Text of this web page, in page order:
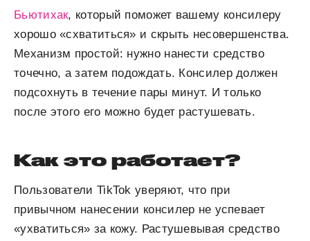
Бьютихак, который поможет вашему консилеру
хорошо «схватиться» и скрыть несовершенства.
Механизм простой: нужно нанести средство
точечно, а затем подождать. Консилер должен
подсохнуть в течение пары минут. И только
после этого его можно будет растушевать.
Как это работает?
Пользователи TikTok уверяют, что при
привычном нанесении консилер не успевает
«ухватиться» за кожу. Растушевывая средство